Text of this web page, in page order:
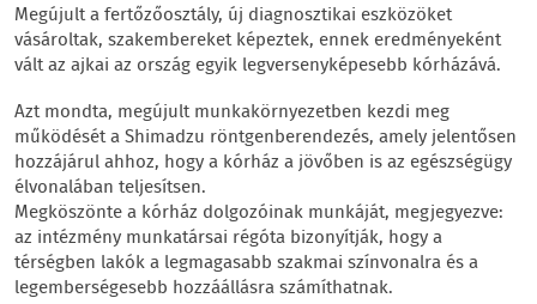
Megújult a fertőzőosztály, új diagnosztikai eszközöket
vásároltak, szakembereket képeztek, ennek eredményeként
vált az ajkai az ország egyik legversenyképesebb kórházává.
Azt mondta, megújult munkakörnyezetben kezdi meg
működését a Shimadzu röntgenberendezés, amely jelentősen
hozzájárul ahhoz, hogy a kórház a jövőben is az egészségügy
élvonalában teljesítsen.
Megköszönte a kórház dolgozóinak munkáját, megjegyezve:
az intézmény munkatársai régóta bizonyítják, hogy a
térségben lakók a legmagasabb szakmai színvonalra és a
legemberségesebb hozzáállásra számíthatnak.